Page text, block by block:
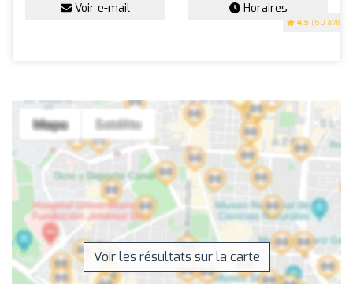
4.5 (60 avis)
Voir e-mail Horaires
Voir les résultats sur la carte